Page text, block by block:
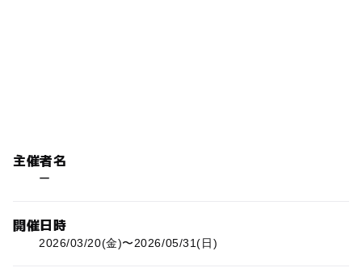
主催者名
ー
開催日時
2026/03/20(金)〜2026/05/31(日)